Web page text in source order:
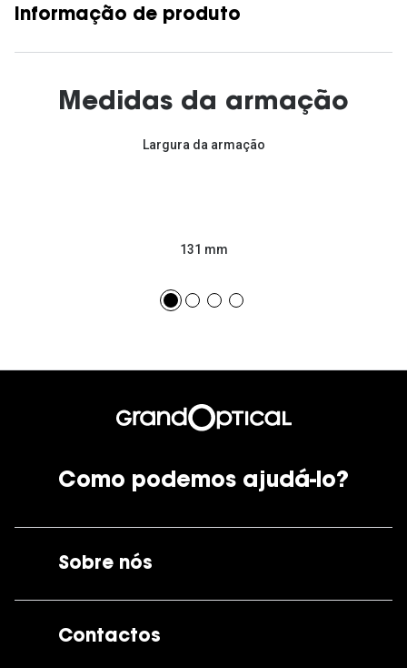
Informação de produto
Medidas da armação
Largura da armação
131 mm
Como podemos ajudá-lo?
Sobre nós
Contactos